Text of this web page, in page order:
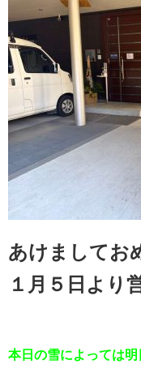
あけましてお
１月５日より
本日の雪によっては明